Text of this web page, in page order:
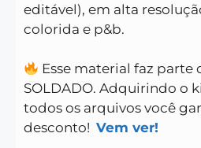
editável), em alta
colorida e p&b.
Esse material faz parte
SOLDADO. Adquirindo o
todos os arquivos você
desconto! Vem ver!